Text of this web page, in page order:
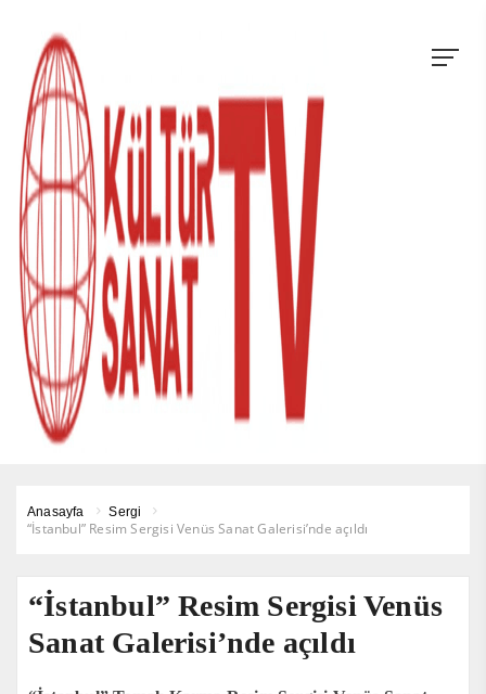
Anasayfa Sergi
“İstanbul” Resim Sergisi Venüs Sanat Galerisi’nde açıldı
“İstanbul” Resim Sergisi Venüs
Sanat Galerisi’nde açıldı